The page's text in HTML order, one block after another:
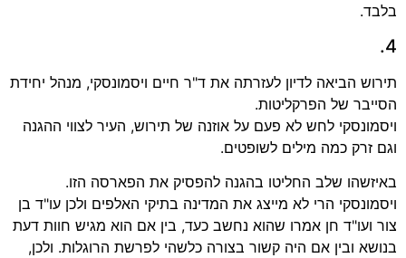
בלבד.
4.
תירוש הביאה לדיון לעזרתה את ד"ר חיים ויסמונסקי, מנהל יחידת
הסייבר של הפרקליטות.
ויסמונסקי לחש לא פעם על אוזנה של תירוש, העיר לצווי ההגנה
וגם זרק כמה מילים לשופטים.
באיזשהו שלב החליטו בהגנה להפסיק את הפארסה הזו.
ויסמונסקי הרי לא מייצג את המדינה בתיקי האלפים ולכן עו"ד בן
צור ועו"ד חן אמרו שהוא נחשב כעד, בין אם הוא מגיש חוות דעת
בנושא ובין אם היה קשור בצורה כלשהי לפרשת הרוגלות. ולכן,